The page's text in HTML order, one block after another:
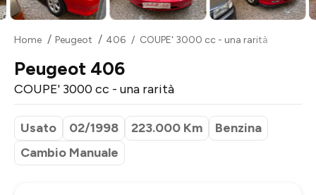
Home Peugeot 406 COUPE' 3000 cc - una rarità
Peugeot 406
COUPE' 3000 cc - una rarità
Usato 02/1998 223.000 Km
Benzina
Cambio Manuale